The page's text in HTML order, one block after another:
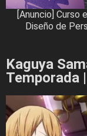
[Anuncio] Curso
Diseño de
Kaguya
Temporada